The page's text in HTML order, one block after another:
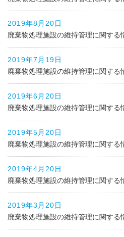
2019年8月20日
廃棄物処理施設の維持管理に関する
2019年7月19日
廃棄物処理施設の維持管理に関する
2019年6月20日
廃棄物処理施設の維持管理に関する
2019年5月20日
廃棄物処理施設の維持管理に関する
2019年4月20日
廃棄物処理施設の維持管理に関する
2019年3月20日
廃棄物処理施設の維持管理に関する